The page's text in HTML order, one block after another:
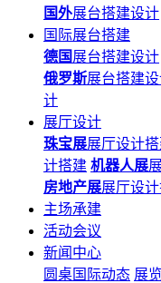
国外展台搭建设计
国际展台搭建
德国 展台搭建设计
俄罗斯展台搭建
计
展厅设计
珠宝展展厅设计
计搭建 机器人展
房地产展展厅设
主场承建
活动会议
新闻中心
圆桌国际动态 展